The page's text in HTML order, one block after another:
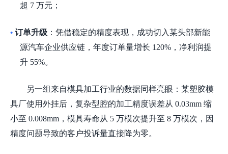
超 7 万元；
• 订单升级 ：凭借稳定的精度表现，成功切入某头部新能
源汽车企业供应链，年度订单量增长 120%，净利润提
升 55%。
另一组来自模具加工行业的数据同样亮眼：某塑胶模
具厂使用外挂后，复杂型腔的加工精度误差从 0.03mm 缩
小至 0.008mm，模具寿命从 5 万模次提升至 8 万模次，因
精度问题导致的客户投诉量直接降为零。